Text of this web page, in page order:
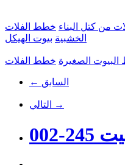
من كتل البناء خطط الفلات
الخشبية بيوت الهيكل
الصغيرة خطط الفلات
← السابق
التالي →